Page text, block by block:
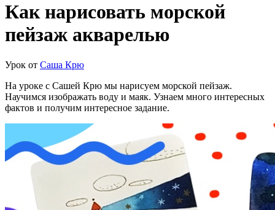
Как нарисовать морской
пейзаж акварелью
Урок от Саша Крю
На уроке с Сашей Крю мы нарисуем морской пейзаж.
Научимся изображать воду и маяк. Узнаем много интересных
фактов и получим интересное задание.